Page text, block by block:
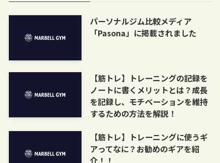
パーソナルジム比較メディア
「Pasona」に掲載されました
【筋トレ】トレーニングの記録を
ノートに書くメリットとは？成長
を記録し、モチベーションを維持
するための方法を解説！
【筋トレ】トレーニングに使うギ
アってなに？お勧めのギアを紹